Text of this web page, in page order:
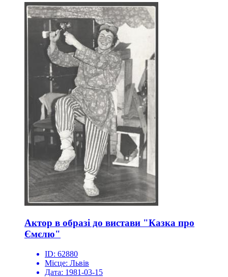
Актор в образі до вистави "Казка про
Ємєлю"
ID: 62880
Місце: Львів
Дата: 1981-03-15